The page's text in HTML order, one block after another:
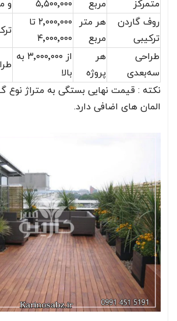
متمرکز
مربع
۵٬۵۰۰٬۰۰۰
و
روف گاردن
ترکیبی
هر متر
مربع
۲٬۰۰۰٬۰۰۰ تا
۴٬۰۰۰٬۰۰۰
طراحی
سه‌بعدی
هر
پروژه
از ۳٬۰۰۰٬۰۰۰ به
بالا
نکته : قیمت نهایی بستگی به متراژ نوع
المان‌ های اضافی دارد.